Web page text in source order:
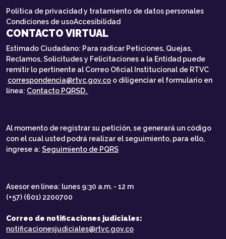
Política de privacidad y tratamiento de datos personales
Condiciones de usoAccesibilidad
CONTACTO VIRTUAL
Estimado Ciudadano: Para radicar Peticiones, Quejas,
Reclamos, Solicitudes y Felicitaciones a la Entidad puede
remitir lo pertinente al Correo Oficial Institucional de RTVC
correspondencia@rtvc.gov.co o diligenciar el formulario en
línea: Contacto PQRSD.
Al momento de registrar su petición, se generará un código
con el cual usted podrá realizar el seguimiento, para ello,
ingrese a: Seguimiento de PQRS
Asesor en línea: lunes 9:30 a.m. - 12 m
(+57) (601) 2200700
Correo de notificaciones judiciales:
notificacionesjudiciales@rtvc.gov.co